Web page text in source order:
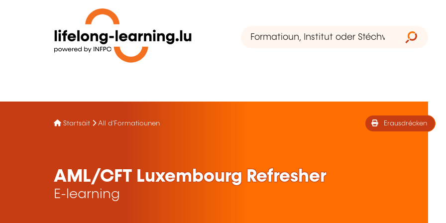
Startsäit All d'Formatiounen Erausdrécken
AML/CFT Luxembourg Refresher
E-learning